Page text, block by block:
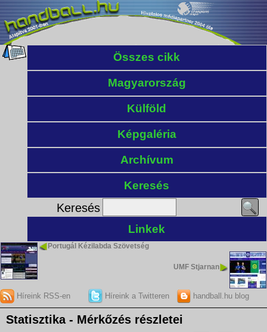
Összes cikk
Magyarország
Külföld
Képgaléria
Archívum
Keresés
Keresés
Linkek
Portugál Kézilabda Szövetség
UMF Stjarnan
Híreink RSS-en Híreink a Twitteren handball.hu blog
Statisztika - Mérkőzés részletei